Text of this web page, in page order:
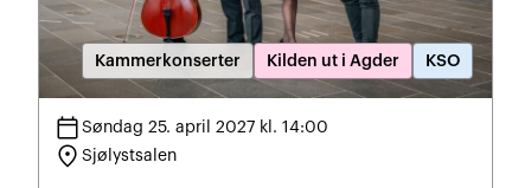
Kammerkonserter Kilden ut i Agder KSO
calendar_todaySøndag 25. april 2027 kl. 14:00
location_onSjølystsalen